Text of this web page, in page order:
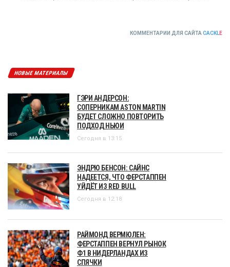
КОММЕНТАРИИ ДЛЯ САЙТА CACKLE
НОВЫЕ МАТЕРИАЛЫ
ГЭРИ АНДЕРСОН:
СОПЕРНИКАМ ASTON MARTIN
БУДЕТ СЛОЖНО ПОВТОРИТЬ
ПОДХОД НЬЮИ
Сегодня в 13:15
ЭНДРЮ БЕНСОН: САЙНС
НАДЕЕТСЯ, ЧТО ФЕРСТАППЕН
УЙДЁТ ИЗ RED BULL
Сегодня в 12:18
РАЙМОНД ВЕРМЮЛЕН:
ФЕРСТАППЕН ВЕРНУЛ РЫНОК
Ф1 В НИДЕРЛАНДАХ ИЗ
СПЯЧКИ